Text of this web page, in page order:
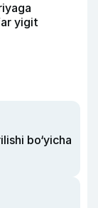
yigit
bo‘yicha